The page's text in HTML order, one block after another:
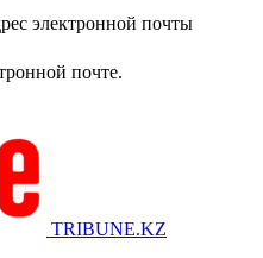
электронной почты
почте.
TRIBUNE.KZ